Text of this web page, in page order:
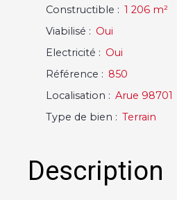
Constructible : 1 206 m²
Viabilisé : Oui
Electricité : Oui
Référence : 850
Localisation : Arue 98701
Type de bien : Terrain
Description